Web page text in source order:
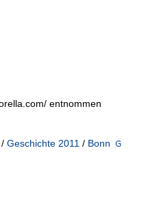
entnommen
/ Geschichte 2011/ Bonn